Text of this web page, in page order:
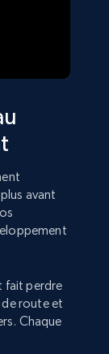
avant
fait perdre
route et
Chaque